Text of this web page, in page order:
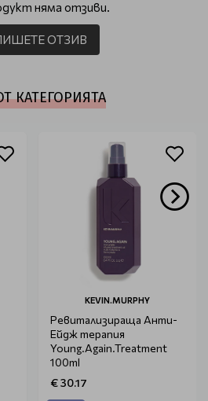
няма отзиви.
ОТЗИВ
КАТЕГОРИЯТА
KEVIN.MURPHY
Ревитализираща Анти-
Ейдж терапия
Young.Again.Treatment
100ml
€ 30.17